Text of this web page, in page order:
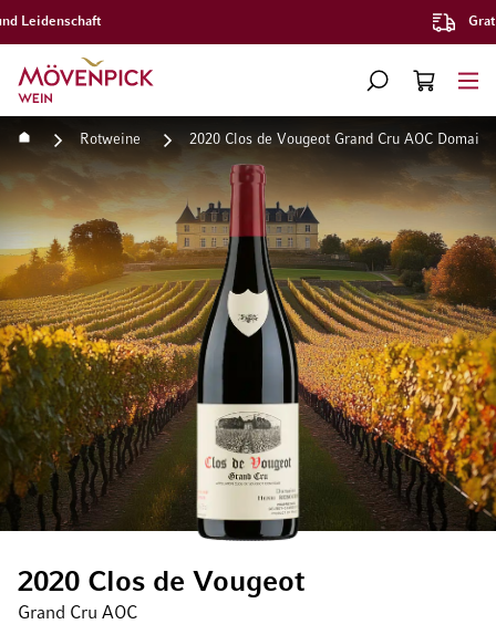
Zur Startseite
SUCHE
WARENKORB
Startseite Rotweine 2020 Clos de Vougeot Grand Cru AOC
2020 Clos de Vougeot
Grand Cru AOC
Zum Ende der Bildgalerie springen
Zum Anfang der